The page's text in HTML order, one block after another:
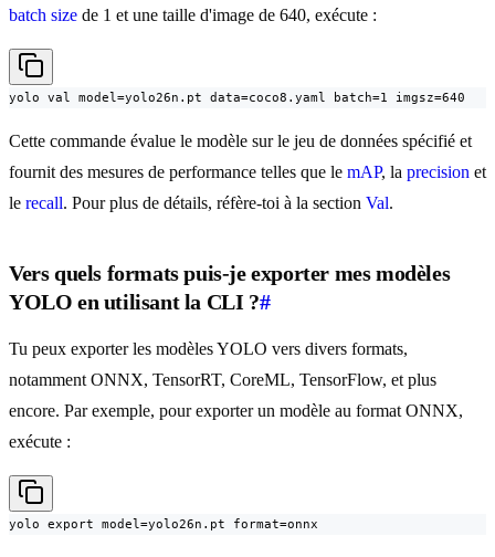
batch size de 1 et une taille d'image de 640, exécute :
yolo val model=yolo26n.pt data=coco8.yaml batch=1 imgsz=640
Cette commande évalue le modèle sur le jeu de données spécifié et
fournit des mesures de performance telles que le mAP, la precision et
le recall. Pour plus de détails, réfère-toi à la section Val.
Vers quels formats puis-je exporter mes modèles
YOLO en utilisant la CLI ?#
Tu peux exporter les modèles YOLO vers divers formats,
notamment ONNX, TensorRT, CoreML, TensorFlow, et plus
encore. Par exemple, pour exporter un modèle au format ONNX,
exécute :
yolo export model=yolo26n.pt format=onnx